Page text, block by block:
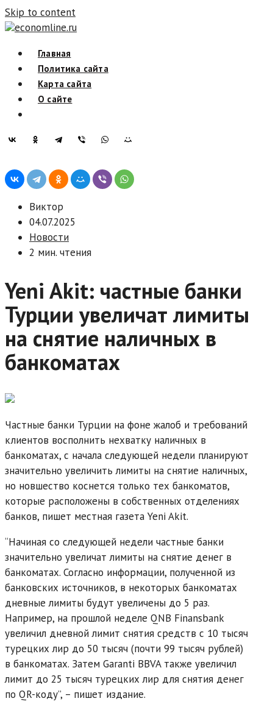
Skip to content
economline.ru
Главная
Политика сайта
Карта сайта
О сайте
Виктор
04.07.2025
Новости
2 мин. чтения
Yeni Akit: частные банки
Турции увеличат лимиты
на снятие наличных в
банкоматах
Частные банки Турции на фоне жалоб и требований
клиентов восполнить нехватку наличных в
банкоматах, с начала следующей недели планируют
значительно увеличить лимиты на снятие наличных,
но новшество коснется только тех банкоматов,
которые расположены в собственных отделениях
банков, пишет местная газета Yeni Akit.
“Начиная со следующей недели частные банки
значительно увеличат лимиты на снятие денег в
банкоматах. Согласно информации, полученной из
банковских источников, в некоторых банкоматах
дневные лимиты будут увеличены до 5 раз.
Например, на прошлой неделе QNB Finansbank
увеличил дневной лимит снятия средств с 10 тысяч
турецких лир до 50 тысяч (почти 99 тысяч рублей)
в банкоматах. Затем Garanti BBVA также увеличил
лимит до 25 тысяч турецких лир для снятия денег
по QR-коду”, – пишет издание.